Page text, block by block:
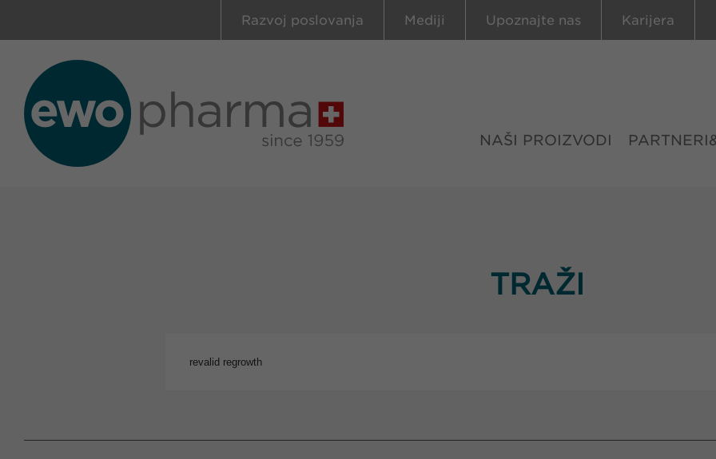
Razvoj poslovanja Mediji Upoznajte nas Karijera
NAŠI PROIZVODI
TRAŽI